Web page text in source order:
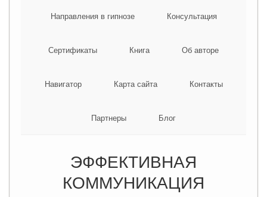
Направления в гипнозе Консультация
Сертификаты Книга Об авторе
Навигатор Карта сайта Контакты
Партнеры Блог
ЭФФЕКТИВНАЯ
КОММУНИКАЦИЯ